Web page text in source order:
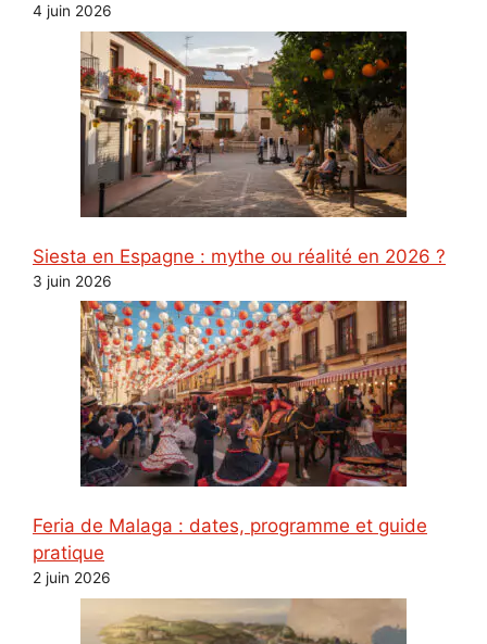
4 juin 2026
Siesta en Espagne : mythe ou réalité en 2026 ?
3 juin 2026
Feria de Malaga : dates, programme et guide
pratique
2 juin 2026